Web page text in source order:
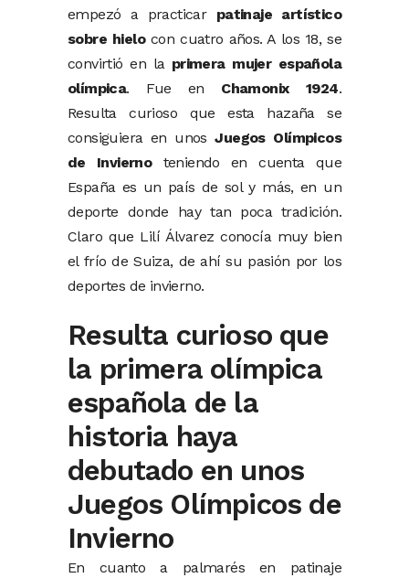
empezó a practicar patinaje artístico
sobre hielocon cuatro años. A los 18, se
convirtió en la primera mujer española
olímpica. Fue en Chamonix 1924.
Resulta curioso que esta hazaña se
consiguiera en unosJuegos Olímpicos
de Inviernoteniendo en cuenta que
España es un país de sol y más, en un
deporte donde hay tan poca tradición.
Claro que Lilí Álvarez conocía muy bien
el frío de Suiza, de ahí su pasión por los
deportes de invierno.
Resulta curioso que
la primera olímpica
española de la
historia haya
debutado en unos
Juegos Olímpicos de
Invierno
En cuanto a palmarés en patinaje